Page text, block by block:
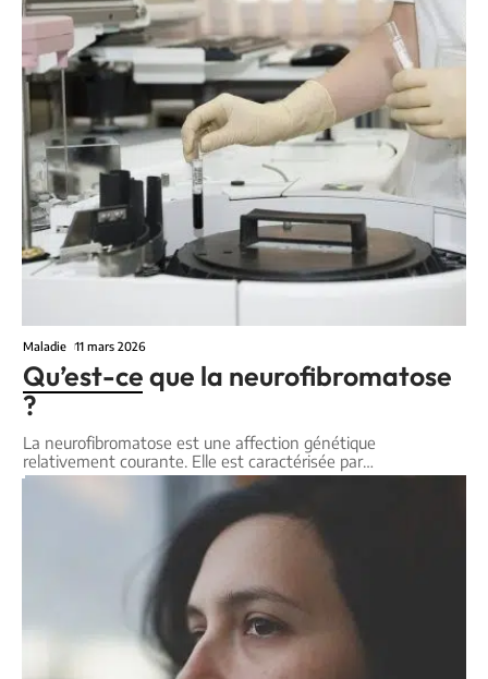
Maladie 11 mars 2026
Qu’est-ce que la neurofibromatose
?
La neurofibromatose est une affection génétique
relativement courante. Elle est caractérisée par…